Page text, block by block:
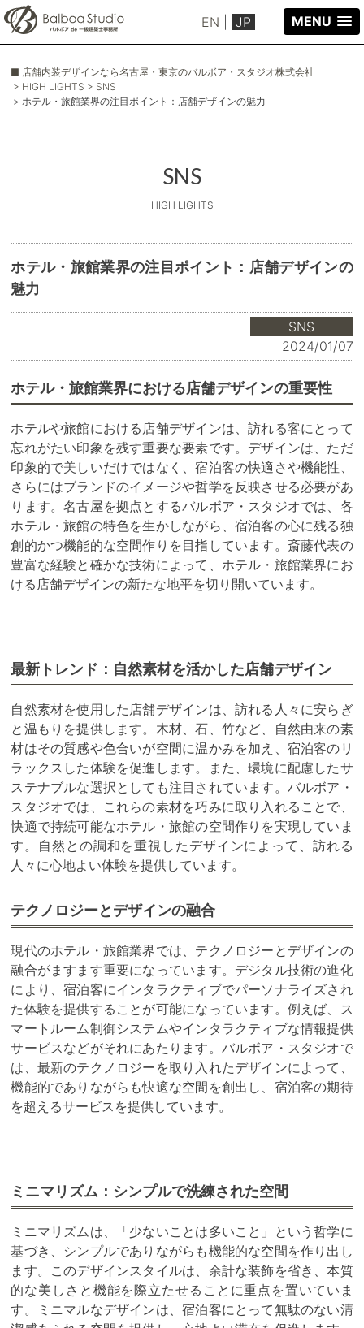
EN JP MENU
■ 店舗内装デザインなら名古屋・東京のバルボア・スタジオ株式会社
> HIGH LIGHTS > SNS
> ホテル・旅館業界の注目ポイント：店舗デザインの魅力
SNS
-HIGH LIGHTS-
ホテル・旅館業界の注目ポイント：店舗デザインの
魅力
SNS
2024/01/07
ホテル・旅館業界における店舗デザインの重要性
ホテルや旅館における店舗デザインは、訪れる客にとって
忘れがたい印象を残す重要な要素です。デザインは、ただ
印象的で美しいだけではなく、宿泊客の快適さや機能性、
さらにはブランドのイメージや哲学を反映させる必要があ
ります。名古屋を拠点とするバルボア・スタジオでは、各
ホテル・旅館の特色を生かしながら、宿泊客の心に残る独
創的かつ機能的な空間作りを目指しています。斎藤代表の
豊富な経験と確かな技術によって、ホテル・旅館業界にお
ける店舗デザインの新たな地平を切り開いています。
最新トレンド：自然素材を活かした店舗デザイン
自然素材を使用した店舗デザインは、訪れる人々に安らぎ
と温もりを提供します。木材、石、竹など、自然由来の素
材はその質感や色合いが空間に温かみを加え、宿泊客のリ
ラックスした体験を促進します。また、環境に配慮したサ
ステナブルな選択としても注目されています。バルボア・
スタジオでは、これらの素材を巧みに取り入れることで、
快適で持続可能なホテル・旅館の空間作りを実現していま
す。自然との調和を重視したデザインによって、訪れる
人々に心地よい体験を提供しています。
テクノロジーとデザインの融合
現代のホテル・旅館業界では、テクノロジーとデザインの
融合がますます重要になっています。デジタル技術の進化
により、宿泊客にインタラクティブでパーソナライズされ
た体験を提供することが可能になっています。例えば、ス
マートルーム制御システムやインタラクティブな情報提供
サービスなどがそれにあたります。バルボア・スタジオで
は、最新のテクノロジーを取り入れたデザインによって、
機能的でありながらも快適な空間を創出し、宿泊客の期待
を超えるサービスを提供しています。
ミニマリズム：シンプルで洗練された空間
ミニマリズムは、「少ないことは多いこと」という哲学に
基づき、シンプルでありながらも機能的な空間を作り出し
ます。このデザインスタイルは、余計な装飾を省き、本質
的な美しさと機能を際立たせることに重点を置いていま
す。ミニマルなデザインは、宿泊客にとって無駄のない清